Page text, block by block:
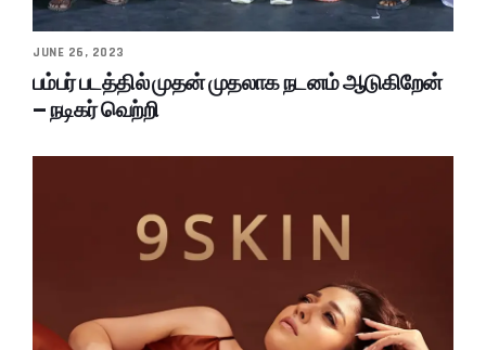
JUNE 26, 2023
பம்பர் படத்தில் முதன் முதலாக நடனம் ஆடுகிறேன்
– நடிகர் வெற்றி